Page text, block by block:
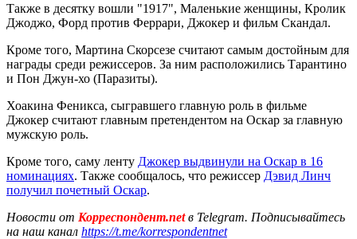
Также в десятку вошли "1917", Маленькие женщины, Кролик
Джоджо, Форд против Феррари, Джокер и фильм Скандал.
Кроме того, Мартина Скорсезе считают самым достойным для
награды среди режиссеров. За ним расположились Тарантино
и Пон Джун-хо (Паразиты).
Хоакина Феникса, сыгравшего главную роль в фильме
Джокер считают главным претендентом на Оскар за главную
мужскую роль.
Кроме того, саму ленту Джокер выдвинули на Оскар в 16
номинациях. Также сообщалось, что режиссер Дэвид Линч
получил почетный Оскар.
Новости от Корреспондент.netв Telegram. Подписывайтесь
на наш канал https://t.me/korrespondentnet